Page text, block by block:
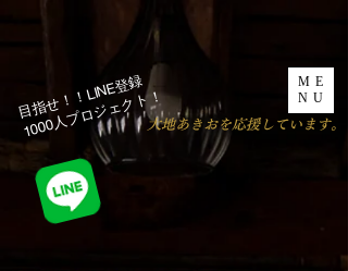
ME
NU
​大地あきおを応援しています。
目指せ！！LINE登録
1000人プロジェクト！​